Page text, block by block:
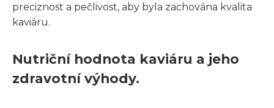
preciznost a pečlivost, aby byla zachována kvalita
kaviáru.
Nutriční hodnota kaviáru a jeho
zdravotní výhody.